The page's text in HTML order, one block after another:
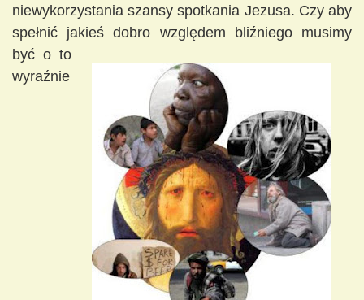
niewykorzystania szansy spotkania Jezusa. Czy aby
spełnić jakieś dobro względem bliźniego musimy
być o to
wyraźnie